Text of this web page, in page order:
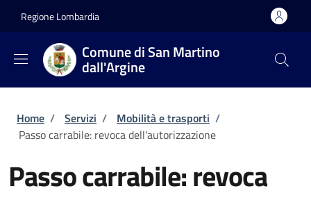
Regione Lombardia
Comune di San Martino
dall'Argine
Briciole di pane
Home / Servizi / Mobilità e trasporti /
Passo carrabile: revoca dell'autorizzazione
Passo carrabile: revoca